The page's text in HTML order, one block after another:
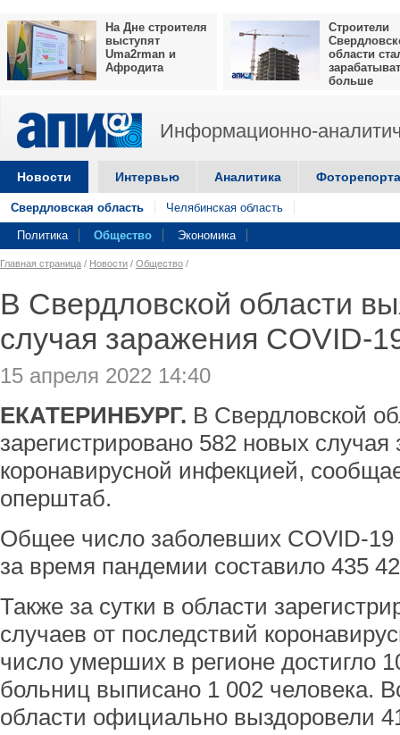
На Дне строителя
выступят
Uma2rman и
Афродита
Строители
области
больше
Информационно-
Новости Интервью Аналитика
Свердловская область Челябинская область
Политика Общество Экономика
Главная страница / Новости / Общество /
В Свердловской области
случая заражения COVID-
15 апреля 2022 14:40
ЕКАТЕРИНБУРГ. В Свердловской
зарегистрировано 582 новых случая
коронавирусной инфекцией,
оперштаб.
Общее число заболевших COVID-19
за время пандемии составило 435
Также за сутки в области
случаев от последствий
число умерших в регионе достигло
больниц выписано 1 002 человека.
области официально выздоровели